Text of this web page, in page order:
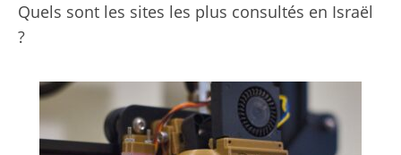
Quels sont les sites les plus consultés en Israël
?